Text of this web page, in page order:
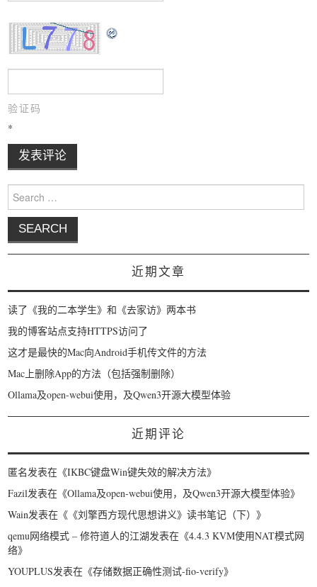
验证码
*
Search for:
近期文章
读了《我的二本学生》和《去家访》两本书
我的博客站点支持HTTPS访问了
这才是最快的Mac向Android手机传文件的方法
Mac上删除App的方法（包括强制删除）
Ollama及open-webui使用，及Qwen3开源大模型体验
近期评论
匿名发表在《IKBC键盘Win键失效的解决方法》
Fazil发表在《Ollama及open-webui使用，及Qwen3开源大模型体验》
Wain发表在《 《刘擎西方现代思想讲义》读书笔记（下）》
qemu网络模式 – 修符道人的江湖发表在《4.4.3 KVM使用NAT模式网
络》
YOUPLUS发表在《存储数据正确性测试-fio-verify》